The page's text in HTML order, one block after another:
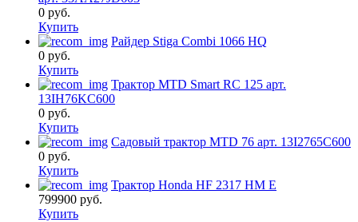
0 руб.
Купить
Райдер Stiga Combi 1066 HQ
0 руб.
Купить
Трактор MTD Smart RC 125 арт.
13IH76KC600
0 руб.
Купить
Садовый трактор MTD 76 арт. 13I2765C600
0 руб.
Купить
Трактор Honda HF 2317 HM E
799900 руб.
Купить